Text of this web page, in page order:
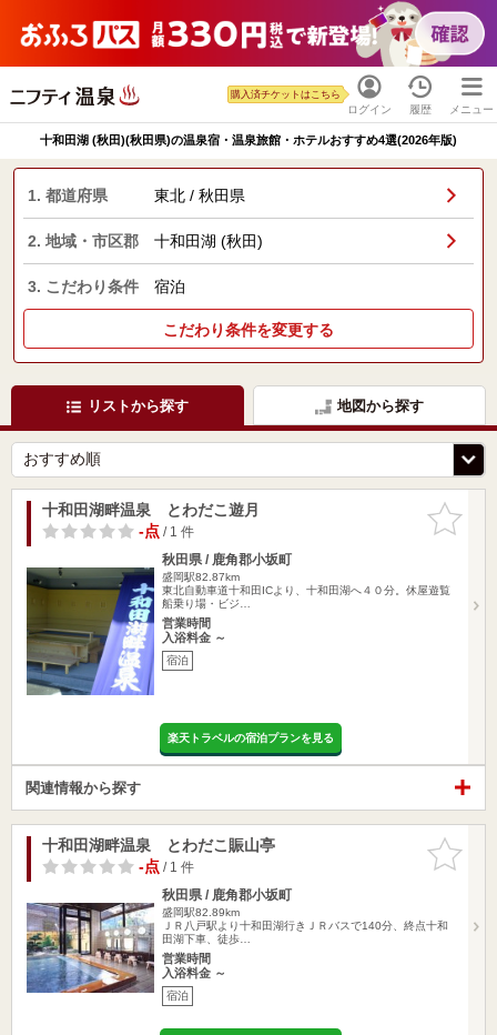
ログイン
購入済チケットはこちら
履歴 メニュー
十和田湖 (秋田)(秋田県)の温泉宿・温泉旅館・ホテルおすすめ4選(2026年版)
1. 都道府県 東北 / 秋田県
2. 地域・市区郡 十和田湖 (秋田)
3. こだわり条件 宿泊
こだわり条件を変更する
リストから探す 地図から探す
お気に入
りに追加
十和田湖畔温泉 とわだこ遊月
-点/ 1 件
秋田県 / 鹿角郡小坂町
盛岡駅82.87km
東北自動車道十和田ICより、十和田湖へ４０分。休屋遊覧
船乗り場・ビジ…
営業時間
入浴料金 ～
宿泊
楽天トラベルの宿泊プランを見る
関連情報から探す
お気に入
りに追加
十和田湖畔温泉 とわだこ賑山亭
-点/ 1 件
秋田県 / 鹿角郡小坂町
盛岡駅82.89km
ＪＲ八戸駅より十和田湖行きＪＲバスで140分、終点十和
田湖下車、徒歩…
営業時間
入浴料金 ～
宿泊